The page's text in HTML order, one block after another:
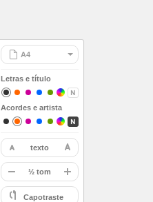
Letras e título
Acordes e artista
texto
restaurar
- ½ tom
A
Capotraste